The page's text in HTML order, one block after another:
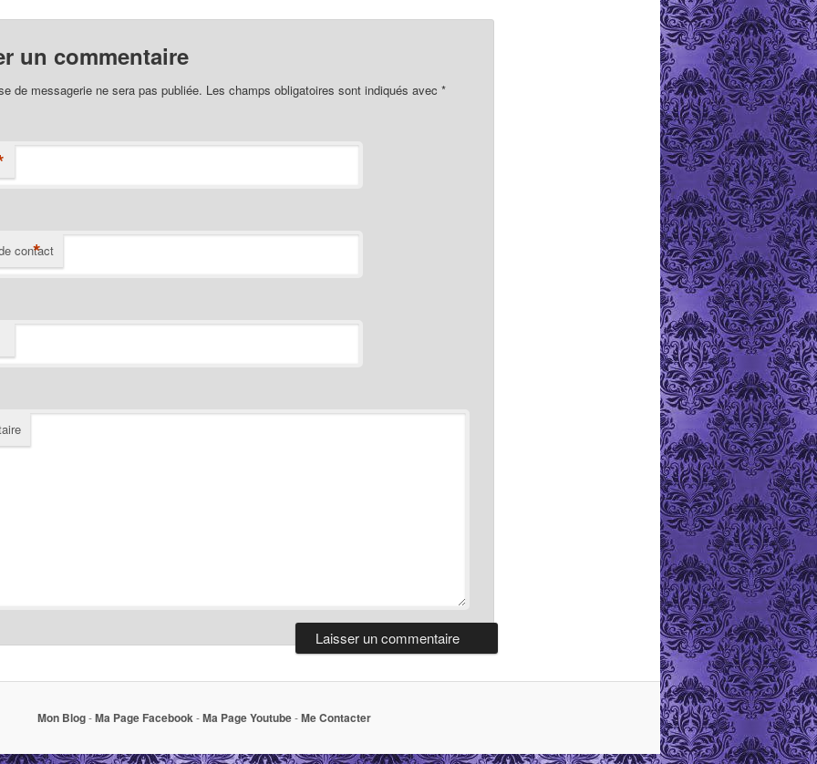
un commentaire
de messagerie ne sera pas publiée. Les champs obligatoires sont indiqués avec *
contact
*
Mon Blog-Ma Page Facebook-Ma Page Youtube-Me Contacter